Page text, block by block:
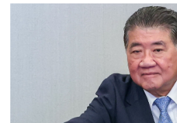
เอาเข้า ครม. ให้ตัดสินใจ และ 2.กา
ไม่เกินเดือนมิถุนายนนี้จบแน่นอน